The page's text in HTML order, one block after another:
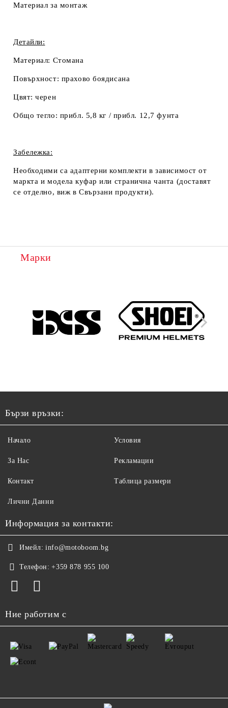
Материал за монтаж
Детайли:
Материал: Стомана
Повърхност: прахово боядисана
Цвят:черен
Общо тегло: прибл. 5,8 кг / прибл. 12,7 фунта
Забележка:
Необходими са адаптерни комплекти в зависимост от
маркта и модела куфар или странична чанта (доставят
се отделно, виж вСвързани продукти).
Марки
Бързи връзки:
Начало
За Нас
Контакт
Лични Данни
Условия
Рекламации
Таблица размери
Информация за контакти:
Имейл: info@motoboom.bg
Телефон: +359 878 955 100
Ние работим с